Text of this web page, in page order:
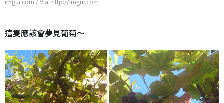
imgur.com / Via http://imgur.com
這隻應該會夢見葡萄～